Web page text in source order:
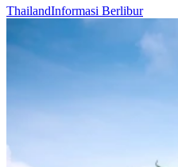
ThailandInformasi Berlibur